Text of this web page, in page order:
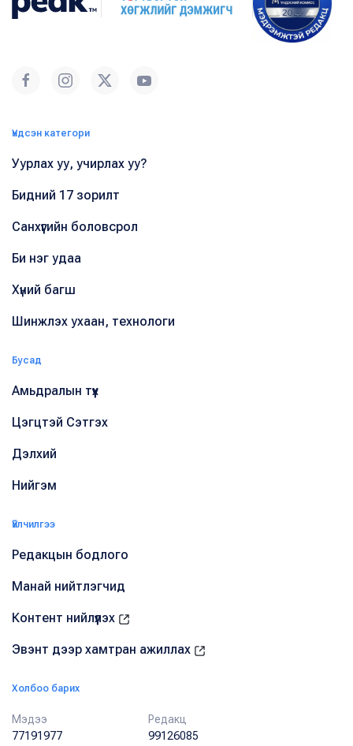
Үндсэн категори
Уурлах уу, учирлах уу?
Бидний 17 зорилт
Санхүүгийн боловсрол
Би нэг удаа
Хүний багш
Шинжлэх ухаан, технологи
Бусад
Амьдралын түүх
Цэгцтэй Сэтгэх
Дэлхий
Нийгэм
Үйлчилгээ
Редакцын бодлого
Манай нийтлэгчид
Контент нийлүүлэх
Эвэнт дээр хамтран ажиллах
Холбоо барих
Мэдээ
77191977
Редакц
99126085